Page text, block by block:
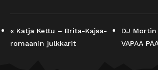
« Katja Kettu – Brita-Kajsa-
romaanin julkkarit
DJ Mortin
VAPAA